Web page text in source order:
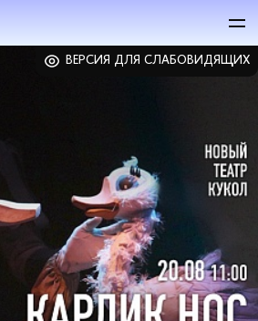
ВЕРСИЯ ДЛЯ СЛАБОВИДЯЩИХ